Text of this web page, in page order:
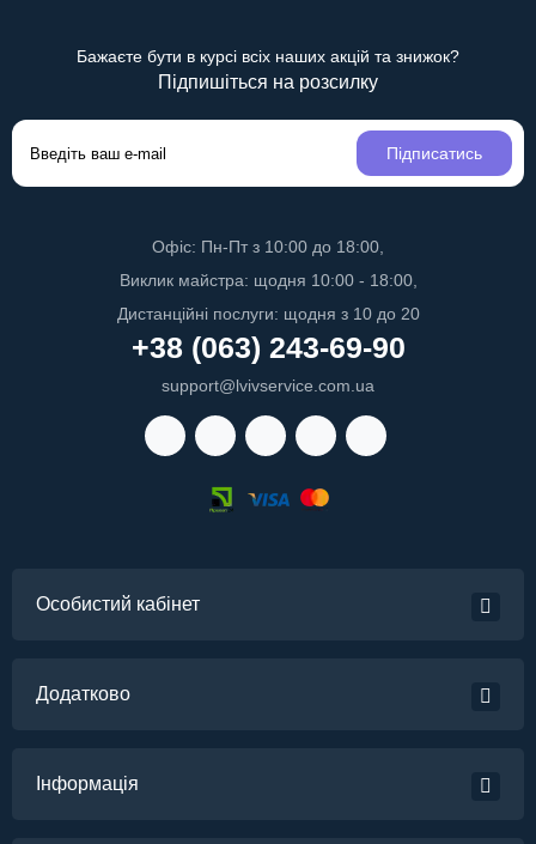
Бажаєте бути в курсі всіх наших акцій та знижок?
Підпишіться на розсилку
Підписатись
Офіс: Пн-Пт з 10:00 до 18:00,
Виклик майстра: щодня 10:00 - 18:00,
Дистанційні послуги: щодня з 10 до 20
+38 (063) 243-69-90
support@lvivservice.com.ua
Особистий кабінет
Додатково
Інформація